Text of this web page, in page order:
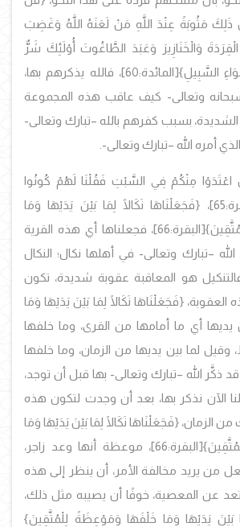
مَثُوبَةً عِنْدَ اللَّهِ مَنْ لَعَنَهُ اللَّهُ وَغَضِبَ
وَالْخَنَازِيرَ وَعَبَدَ الطَّاغُوتَ أُوْلَئِكَ شَرٌّ
مَكَانًا وَأَضَلُّ عَنْ سَوَاءِ السَّبِيلِ}[المائدة:60]، فالله يذكرهم بها،
وتعالى- كيف عاقب هذه المجموعة
بسبب كفرهم بالله –تبارك وتعالى-
أمره الله –تبارك وتعالى-.
اعْتَدَوْا مِنْكُمْ فِي السَّبْتِ فَقُلْنَا لَهُمْ كُونُوا
قِرَدَةً خَاسِئِينَ}[البقرة:65]، {فَجَعَلْنَاهَا نَكَالًا لِمَا بَيْنَ يَدَيْهَا وَمَا
خَلْفَهَا وَمَوْعِظَةً لِلْمُتَّقِينَ}[البقرة:66]، فجعلناها أي هذه القرية
الله –تبارك وتعالى- في أهلها نكال؛ النكال
هو المعاقبة عقوبة شديدة، تكون
{فَجَعَلْنَاهَا نَكَالًا لِمَا بَيْنَ يَدَيْهَا وَمَا
يديها أي ما أمامها من القرى، وما خلفها
لما بين يديها من الزمان، وما خلفها
ذكَّر الله –تبارك وتعالى- بها قبل أن توجد،
الآن نذكر بها، بعد أن وجدت لتكون هذه
من الزمان، {فَجَعَلْنَاهَا نَكَالًا لِمَا بَيْنَ يَدَيْهَا وَمَا
خَلْفَهَا وَمَوْعِظَةً لِلْمُتَّقِينَ}[البقرة:66]، موعظة أنها وعد زاجر،
من يريد مخالفة الأمر، أن ينظر إلى هذه
عن المعصية، خوفًا أن يصيبه مثل ذلك،
بَيْنَ يَدَيْهَا وَمَا خَلْفَهَا وَمَوْعِظَةً لِلْمُتَّقِينَ}